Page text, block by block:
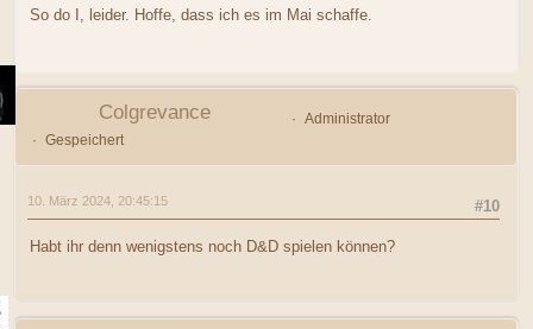
So do I, leider. Hoffe, dass ich es im Mai schaffe.
Colgrevance
Administrator
Gespeichert
#10
10. März 2024, 20:45:15
Habt ihr denn wenigstens noch D&D spielen können?